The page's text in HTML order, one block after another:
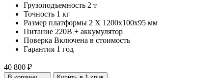
Грузоподъемность 2 т
Точность 1 кг
Размер платформы 2 Х 1200х100х95 мм
Питание 220В + аккумулятор
Поверка Включена в стоимость
Гарантия 1 год
40 800 ₽